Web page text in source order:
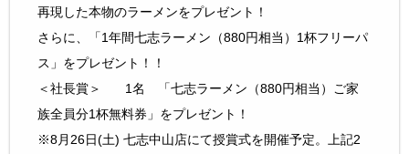
再現した本物のラーメンをプレゼント！
さらに、「1年間七志ラーメン（880円相当）1杯フリーパ
ス」をプレゼント！！
＜社長賞＞ 1名 「七志ラーメン（880円相当）ご家
族全員分1杯無料券」をプレゼント！
※8月26日(土) 七志中山店にて授賞式を開催予定。上記2